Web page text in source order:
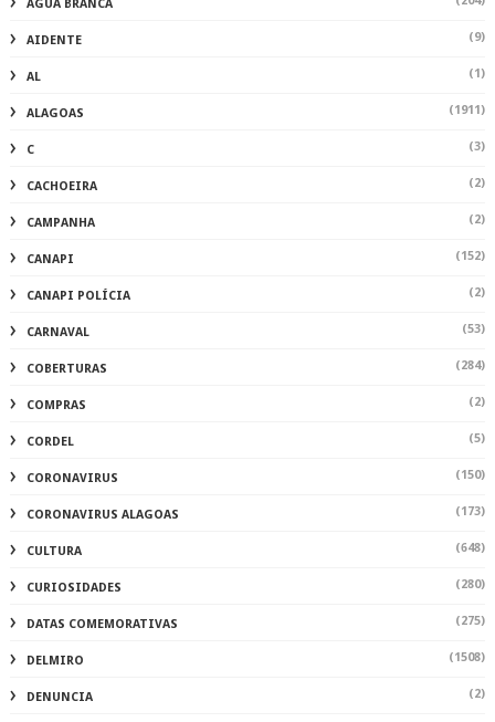
ÁGUA BRANCA
AIDENTE (9)
AL (1)
ALAGOAS (1911)
C (3)
CACHOEIRA (2)
CAMPANHA (2)
CANAPI (152)
CANAPI POLÍCIA (2)
CARNAVAL (53)
COBERTURAS (284)
COMPRAS (2)
CORDEL (5)
CORONAVIRUS (150)
CORONAVIRUS ALAGOAS (173)
CULTURA (648)
CURIOSIDADES (280)
DATAS COMEMORATIVAS (275)
DELMIRO (1508)
DENUNCIA (2)